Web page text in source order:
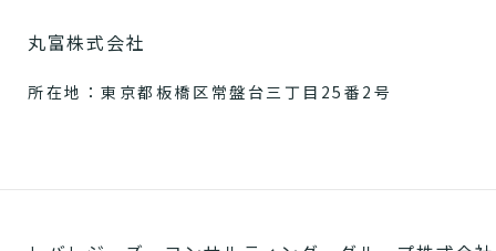
丸富株式会社
所在地：東京都板橋区常盤台三丁目25番2号